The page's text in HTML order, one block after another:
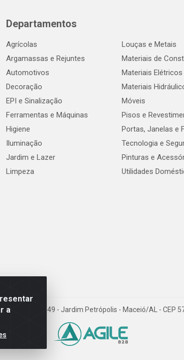
a
Departamentos
Agrícolas
Argamassas e Rejuntes
Automotivos
Decoração
EPI e Sinalização
Ferramentas e Máquinas
Higiene
Iluminação
Jardim e Lazer
Limpeza
Louças e Metais
Materiais de
Materiais Elétricos
Materiais
Móveis
Pisos e
Portas, Janelas e
Tecnologia e
Pinturas e
Utilidades
Monteiro, 7049 - Jardim Petrópolis - Maceió/AL - CEP